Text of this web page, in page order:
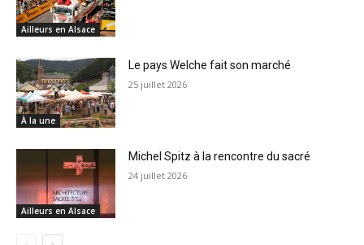
Ailleurs en Alsace
À la une
Le pays Welche fait son marché
25 juillet 2026
Ailleurs en Alsace
Michel Spitz à la rencontre du sacré
24 juillet 2026